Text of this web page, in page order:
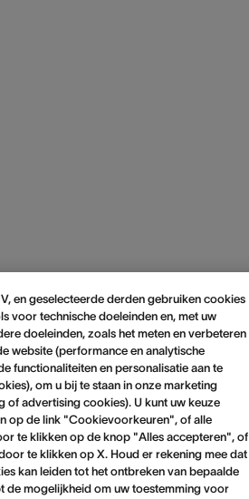
en geselecteerde derden gebruiken cookies
voor technische doeleinden en, met uw
doeleinden, zoals het meten en verbeteren
website (performance en analytische
functionaliteiten en personalisatie aan te
om u bij te staan in onze marketing
of advertising cookies). U kunt uw keuze
op de link "Cookievoorkeuren", of alle
te klikken op de knop "Alles accepteren", of
te klikken op X. Houd er rekening mee dat
kan leiden tot het ontbreken van bepaalde
de mogelijkheid om uw toestemming voor